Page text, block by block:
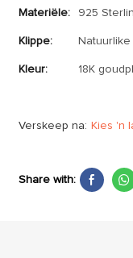
Materiële: 925
Klippe:
Kleur: 18K
Verskeep na: Kies 'n
Share with: